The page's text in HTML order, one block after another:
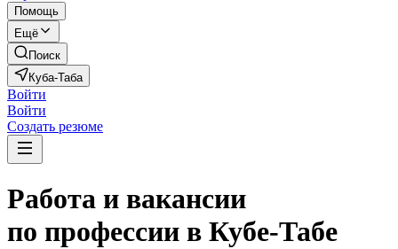
Помощь
Ещё
Поиск
Куба-Таба
Войти
Войти
Создать резюме
Работа и вакансии
по профессии в Кубе-Табе